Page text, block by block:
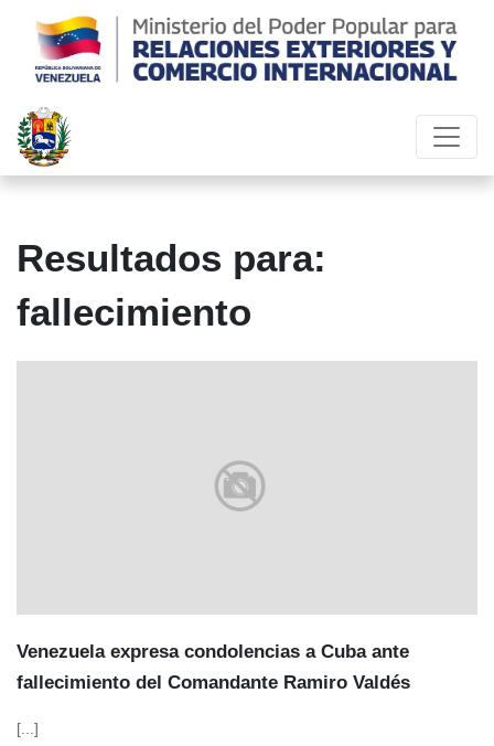
Resultados para:
fallecimiento
Venezuela expresa condolencias a Cuba ante
fallecimiento del Comandante Ramiro Valdés
[...]